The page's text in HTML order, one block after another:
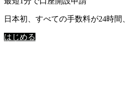
日本初、すべての手数料が24時間
はじめる